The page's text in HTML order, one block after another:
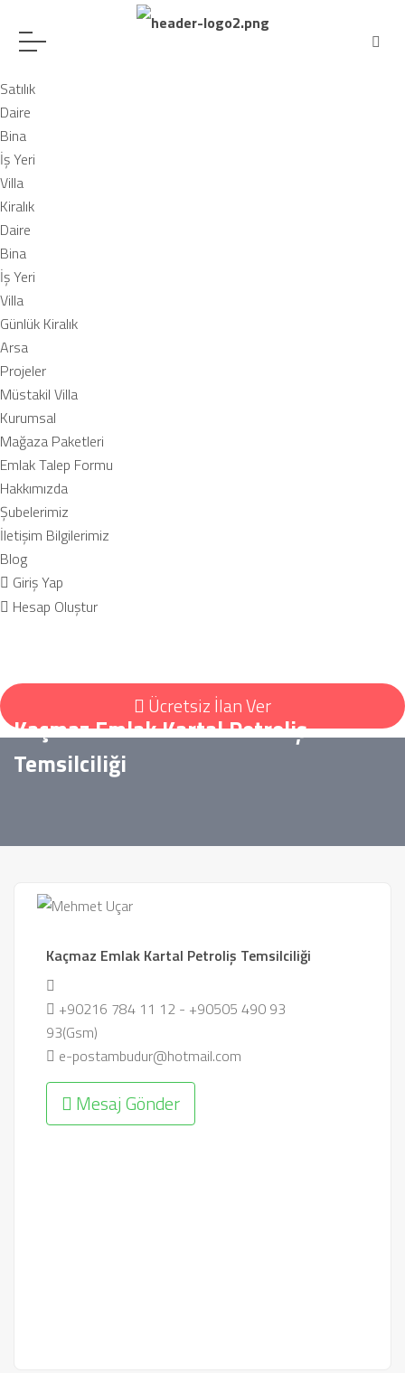
Satılık
Daire
Bina
İş Yeri
Villa
Kiralık
Daire
Bina
İş Yeri
Villa
Günlük Kiralık
Arsa
Projeler
Müstakil Villa
Kurumsal
Mağaza Paketleri
Emlak Talep Formu
Hakkımızda
Şubelerimiz
İletişim Bilgilerimiz
Blog
Giriş Yap
Hesap Oluştur
Ücretsiz İlan Ver
Kaçmaz Emlak Kartal Petroliş
Temsilciliği
Kaçmaz Emlak Kartal Petroliş Temsilciliği
+90216 784 11 12 - +90505 490 93
93(Gsm)
e-postambudur@hotmail.com
Mesaj Gönder